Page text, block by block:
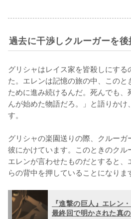
過去に干渉しクルーガーを後
グリシャはレイス家を皆殺しにする
た。エレンは記憶の旅の中、このと
ために進み続けるんだ。死んでも、
んが始めた物語だろ。」と語りかけ
す。
グリシャの楽園送りの際、クルー
彼にかけています。このときのク
エレンが言わせたものだとすると
らの背中を押していることになりま
『進撃の巨人』エレン
最終回で明かされた真